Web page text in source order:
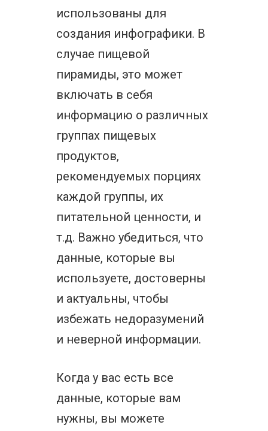
использованы для
создания инфографики. В
случае пищевой
пирамиды, это может
включать в себя
информацию о различных
группах пищевых
продуктов,
рекомендуемых порциях
каждой группы, их
питательной ценности, и
т.д. Важно убедиться, что
данные, которые вы
используете, достоверны
и актуальны, чтобы
избежать недоразумений
и неверной информации.
Когда у вас есть все
данные, которые вам
нужны, вы можете